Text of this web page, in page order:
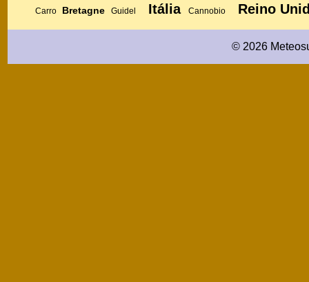
Carro Bretagne Guidel Itália Cannobio Reino
© 2026